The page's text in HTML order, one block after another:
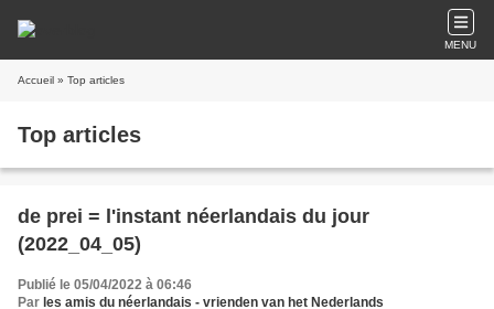
MENU
Accueil » Top articles
Top articles
de prei = l'instant néerlandais du jour
(2022_04_05)
Publié le 05/04/2022 à 06:46
Par les amis du néerlandais - vrienden van het Nederlands